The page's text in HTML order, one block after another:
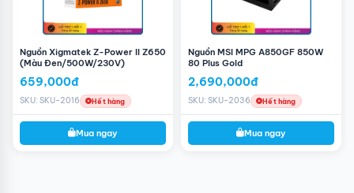
Nguồn Xigmatek Z-Power II Z650
(Màu Đen/500W/230V)
659,000đ
SKU: SKU-2016 Hết hàng
Mua ngay
Nguồn MSI MPG A850GF 850W
80 Plus Gold
2,690,000đ
SKU: SKU-2036 Hết hàng
Mua ngay